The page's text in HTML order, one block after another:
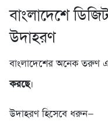
বাংলাদেশে
উদাহরণ
বাংলাদেশের অনেক তরুণ
করছে।
উদাহরণ হিসেবে ধরুন—